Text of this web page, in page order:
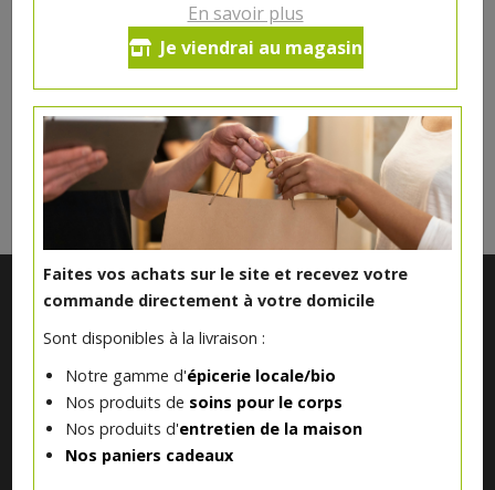
En savoir plus
Je viendrai au magasin
Faites vos achats sur le site et recevez votre
commande directement à votre domicile
Sont disponibles à la livraison :
Notre gamme d'épicerie locale/bio
Nos produits de soins pour le corps
Nos produits d'entretien de la maison
Nos paniers cadeaux
Ce produit est indisponible pour le moment.
DANS LA MÊME CATÉGORIE ...